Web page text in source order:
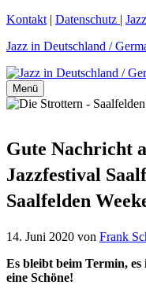
Zum
springen
Kontakt | Datenschutz |
Jazz in Deutschland /
Menü
Gute Nachricht
Jazzfestival
Saalfelden
14. Juni 2020 von Frank
Es bleibt beim Termin,
eine Schöne!